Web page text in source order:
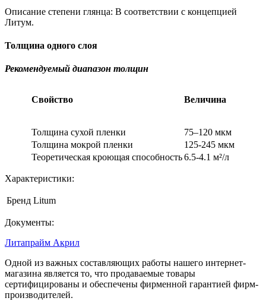
Описание степени глянца: В соответствии с концепцией
Литум.
Толщина одного слоя
Рекомендуемый диапазон толщин
Свойство Величина
Толщина сухой пленки
75–120 мкм
Толщина мокрой пленки
125-245 мкм
Теоретическая кроющая способность6.5-4.1 м²/л
Характеристики:
Бренд Litum
Документы:
Литапрайм Акрил
Одной из важных составляющих работы нашего интернет-
магазина является то, что продаваемые товары
сертифицированы и обеспечены фирменной гарантией фирм-
производителей.